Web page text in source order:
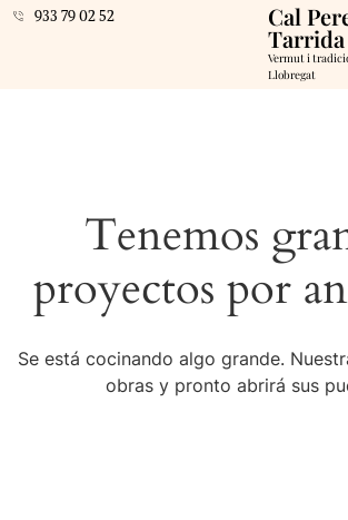
933 79 02 52 Cal
Tarrida
Vermut i
Llobregat
Tenemos
proyectos por
Se está cocinando algo grande.
obras y pronto abrirá sus